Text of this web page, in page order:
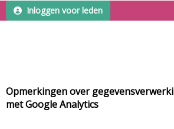
Inloggen voor leden
Opmerkingen over
met Google Analytics